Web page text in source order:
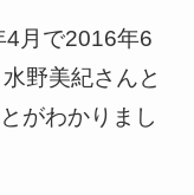
4月で2016年6
野美紀さんと
がわかりまし